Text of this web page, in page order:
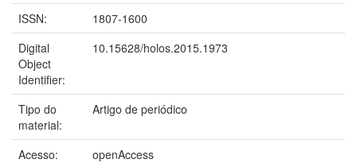
ISSN:
1807-1600
Digital
Object
Identifier:
10.15628/holos.2015.1973
Tipo do
material:
Artigo de periódico
Acesso:
openAccess